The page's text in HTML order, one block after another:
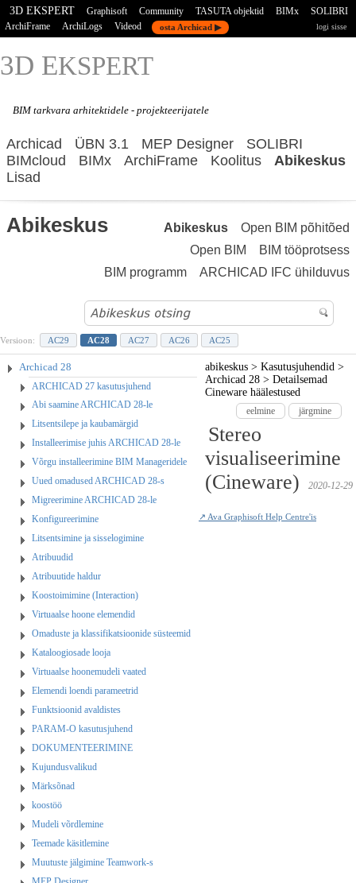
3D EKSPERT Graphisoft Community TASUTA objektid BIMx
SOLIBRI
ArchiFrame
ArchiLogs Videod osta Archicad ▶ logi sisse
3D EKSPERT
BIM tarkvara arhitektidele - projekteerijatele
Archicad ÜBN 3.1 MEP Designer
SOLIBRI
BIMcloud
BIMx ArchiFrame Koolitus
Abikeskus
Lisad
Abikeskus Abikeskus
Open BIM põhitõed
Open BIM
BIM tööprotsess
BIM programm
ARCHICAD IFC ühilduvus
Versioon: AC29 AC28 AC27 AC26 AC25
Archicad 28
ARCHICAD 27 kasutusjuhend
Abi saamine ARCHICAD 28-le
Litsentsilepe ja kaubamärgid
Installeerimise juhis ARCHICAD 28-le
Võrgu installeerimine BIM Manageridele
Uued omadused ARCHICAD 28-s
Migreerimine ARCHICAD 28-le
Konfigureerimine
Litsentsimine ja sisselogimine
Atribuudid
Atribuutide haldur
Koostoimimine (Interaction)
Virtuaalse hoone elemendid
Omaduste ja klassifikatsioonide süsteemid
Kataloogiosade looja
Virtuaalse hoonemudeli vaated
Elemendi loendi parameetrid
Funktsioonid avaldistes
PARAM-O kasutusjuhend
DOKUMENTEERIMINE
Kujundusvalikud
Märksõnad
koostöö
Mudeli võrdlemine
Teemade käsitlemine
Muutuste jälgimine Teamwork-s
abikeskus > Kasutusjuhendid >
Archicad 28 > Detailsemad
Cineware häälestused
eelmine järgmine
Stereo
visualiseerimine
(Cineware)
2020-12-29
↗ Ava Graphisoft Help Centre'is